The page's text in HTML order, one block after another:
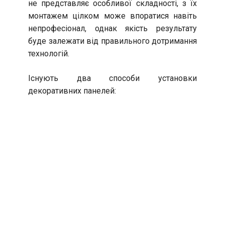
не представляє особливої складності, з їх
монтажем цілком може впоратися навіть
непрофесіонал, однак якість результату
буде залежати від правильного дотримання
технологій.
Існують два способи установки
декоративних панелей: